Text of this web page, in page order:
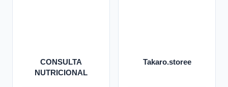
CONSULTA
NUTRICIONAL
Takaro.storee